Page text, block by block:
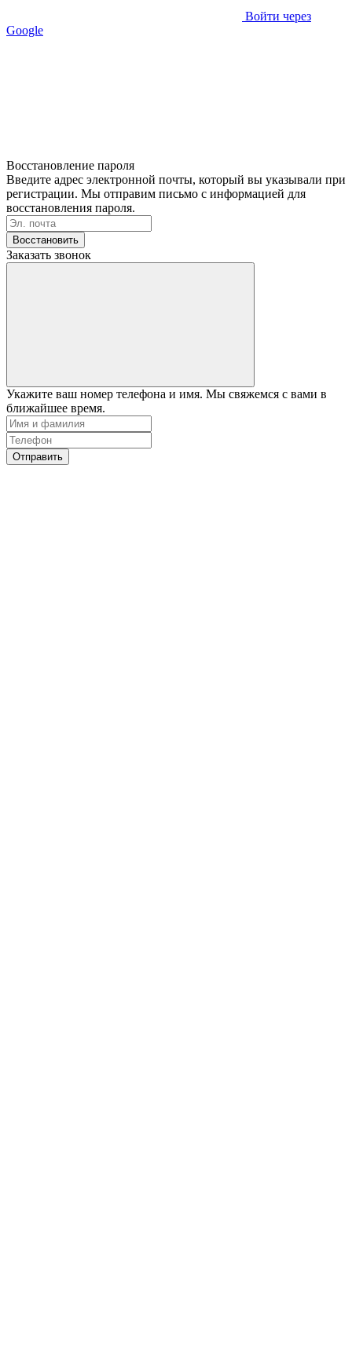
Войти через
Google
Восстановление пароля
Введите адрес электронной почты, который вы указывали при
регистрации. Мы отправим письмо с информацией для
восстановления пароля.
Восстановить
Заказать звонок
Укажите ваш номер телефона и имя. Мы свяжемся с вами в
ближайшее время.
Отправить